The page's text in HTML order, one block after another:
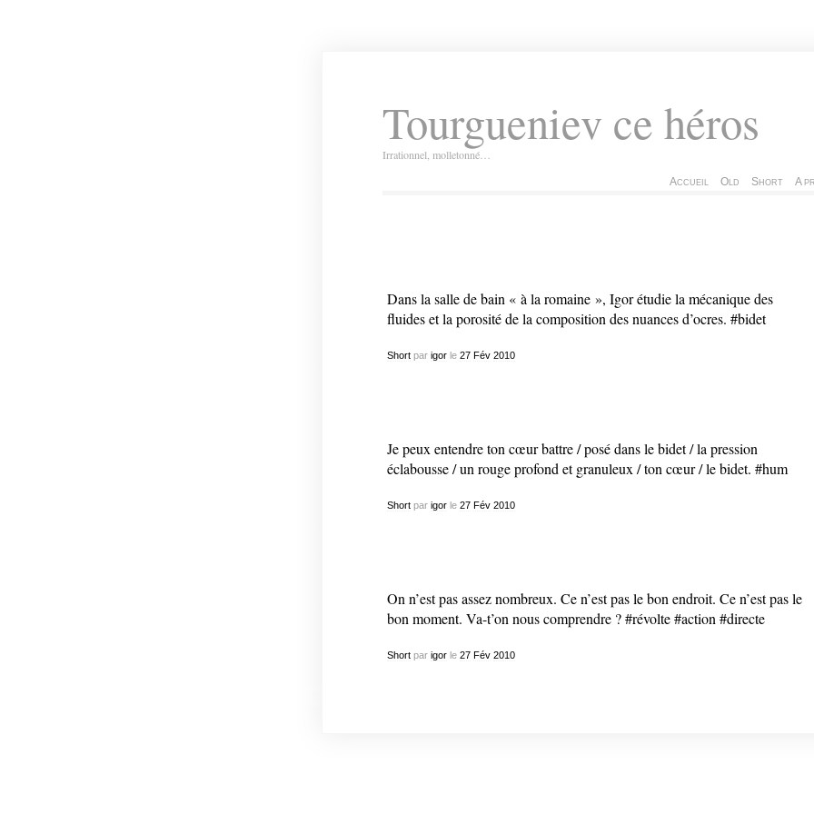
Tourgueniev ce héros
Irrationnel, molletonné…
Accueil Old Short A
Dans la salle de bain « à la romaine », Igor étudie la mécanique des
fluides et la porosité de la composition des nuances d’ocres. #bidet
Shortpar igorle 27 Fév 2010
Je peux entendre ton cœur battre / posé dans le bidet / la pression
éclabousse / un rouge profond et granuleux / ton cœur / le bidet. #hum
Shortpar igorle 27 Fév 2010
On n’est pas assez nombreux. Ce n’est pas le bon endroit. Ce n’est pas le
bon moment. Va-t’on nous comprendre ? #révolte #action #directe
Shortpar igorle 27 Fév 2010